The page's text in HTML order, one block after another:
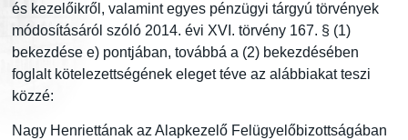
és kezelőikről, valamint egyes pénzügyi tárgyú törvények
módosításáról szóló 2014. évi XVI. törvény 167. § (1)
bekezdése e) pontjában, továbbá a (2) bekezdésében
foglalt kötelezettségének eleget téve az alábbiakat teszi
közzé:
Nagy Henriettának az Alapkezelő Felügyelőbizottságában